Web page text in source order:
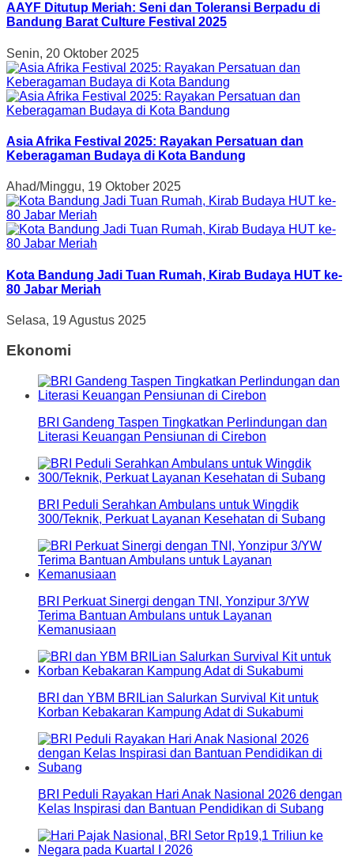
AAYF Ditutup Meriah: Seni dan Toleransi Berpadu di
Bandung Barat Culture Festival 2025
Senin, 20 Oktober 2025
Asia Afrika Festival 2025: Rayakan Persatuan dan
Keberagaman Budaya di Kota Bandung
Ahad/Minggu, 19 Oktober 2025
Kota Bandung Jadi Tuan Rumah, Kirab Budaya HUT ke-
80 Jabar Meriah
Selasa, 19 Agustus 2025
Ekonomi
BRI Gandeng Taspen Tingkatkan Perlindungan dan
Literasi Keuangan Pensiunan di Cirebon
BRI Peduli Serahkan Ambulans untuk Wingdik
300/Teknik, Perkuat Layanan Kesehatan di Subang
BRI Perkuat Sinergi dengan TNI, Yonzipur 3/YW
Terima Bantuan Ambulans untuk Layanan
Kemanusiaan
BRI dan YBM BRILian Salurkan Survival Kit untuk
Korban Kebakaran Kampung Adat di Sukabumi
BRI Peduli Rayakan Hari Anak Nasional 2026 dengan
Kelas Inspirasi dan Bantuan Pendidikan di Subang